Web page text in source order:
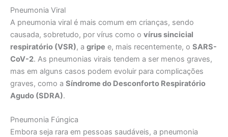
Pneumonia Viral
A pneumonia viral é mais comum em crianças, sendo
causada, sobretudo, por vírus como o vírus sincicial
respiratório (VSR), a gripe e, mais recentemente, o SARS-
CoV-2. As pneumonias virais tendem a ser menos graves,
mas em alguns casos podem evoluir para complicações
graves, como a Síndrome do Desconforto Respiratório
Agudo (SDRA).
Pneumonia Fúngica
Embora seja rara em pessoas saudáveis, a pneumonia